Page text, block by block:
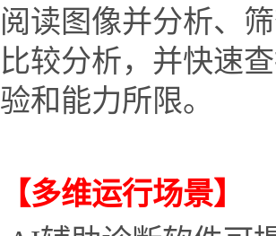
阅读图像并分析、
比较分析，并快速
验和能力所限。
【多维运行场景】